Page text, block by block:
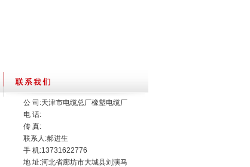
公 司:天津市电缆总厂橡塑电缆厂
电 话:
传 真:
联系人:郝进生
手 机:13731622776
地 址:河北省廊坊市大城县刘演马